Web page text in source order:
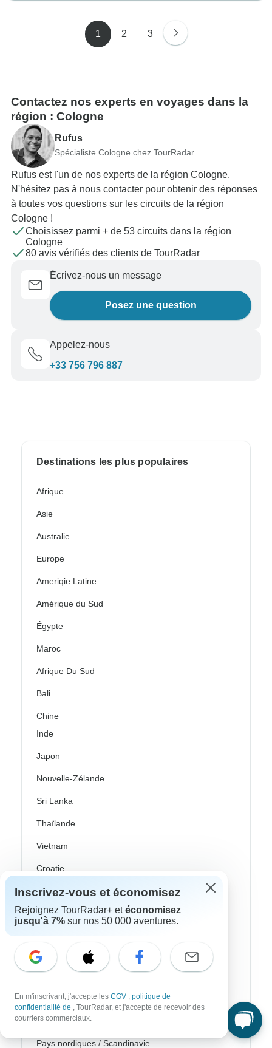
1 2 3
Contactez nos experts en voyages dans la
région : Cologne
Rufus
Spécialiste Cologne chez TourRadar
Rufus est l'un de nos experts de la région Cologne.
N'hésitez pas à nous contacter pour obtenir des réponses
à toutes vos questions sur les circuits de la région
Cologne !
Choisissez parmi + de 53 circuits dans la région
Cologne
80 avis vérifiés des clients de TourRadar
Écrivez-nous un message
Posez une question
Appelez-nous
+33 756 796 887
Destinations les plus populaires
Afrique
Asie
Australie
Europe
Ameriqie Latine
Amérique du Sud
Égypte
Maroc
Afrique Du Sud
Bali
Chine
Inde
Japon
Nouvelle-Zélande
Sri Lanka
Thaïlande
Vietnam
Croatie
Europe de l'Est
Royaume-Uni
Îles Grecques
Islande
Irlande
Italie
Pays nordiques / Scandinavie
Inscrivez-vous et économisez
Rejoignez TourRadar+ etéconomisez
jusqu'à 7% sur nos 50 000 aventures.
En m'inscrivant, j'accepte les CGV , politique de
confidentialité de , TourRadar, et j'accepte de recevoir des
courriers commerciaux.